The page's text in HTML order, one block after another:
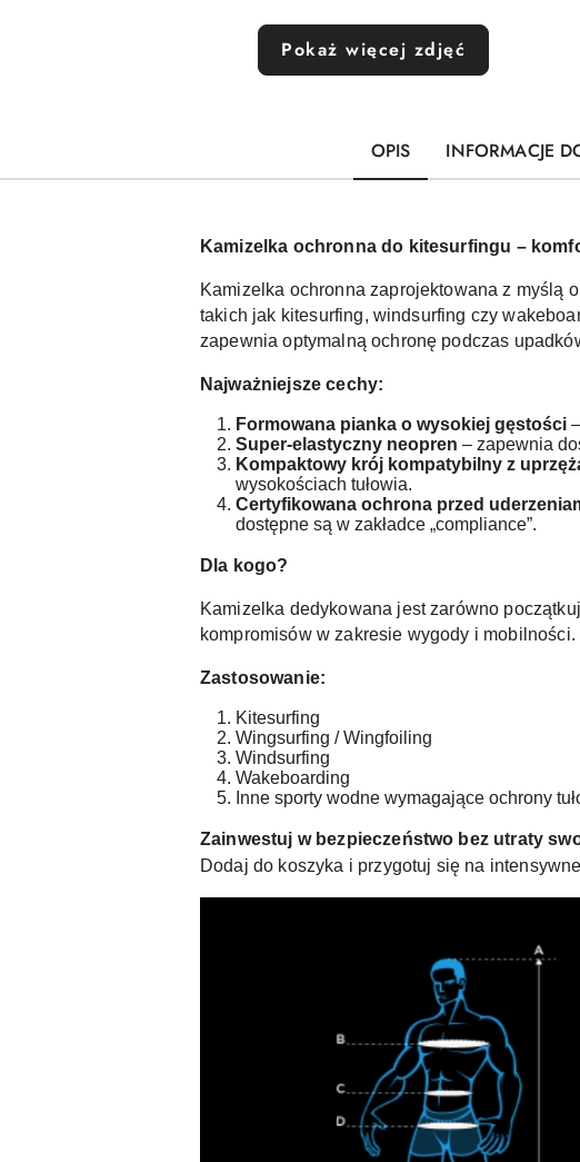
Pokaż więcej zdjęć
OPIS INFORMACJE
Kamizelka ochronna do kitesurfingu –
Kamizelka ochronna zaprojektowana z myślą
takich jak kitesurfing, windsurfing czy
zapewnia optymalną ochronę podczas
Najważniejsze cechy:
Formowana pianka o wysokiej gęstości
Super-elastyczny neopren – zapewnia
Kompaktowy krój kompatybilny z
wysokościach tułowia.
Certyfikowana ochrona przed
dostępne są w zakładce „compliance”.
Dla kogo?
Kamizelka dedykowana jest zarówno
kompromisów w zakresie wygody i mobilności.
Zastosowanie:
Kitesurfing
Wingsurfing / Wingfoiling
Windsurfing
Wakeboarding
Inne sporty wodne wymagające ochrony
Zainwestuj w bezpieczeństwo bez utraty
Dodaj do koszyka i przygotuj się na